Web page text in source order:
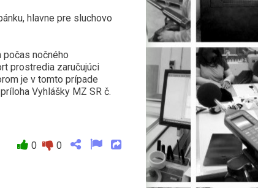
hlavne pre sluchovo
počas nočného
prostredia zaručujúci
je v tomto prípade
Vyhlášky MZ SR č.
0 0